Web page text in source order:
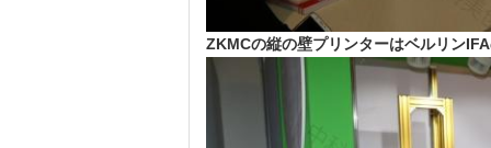
ZKMCの縦の壁プリンターはベルリン